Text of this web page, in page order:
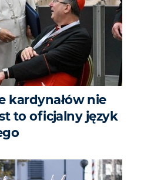
kardynałów nie
to oficjalny język